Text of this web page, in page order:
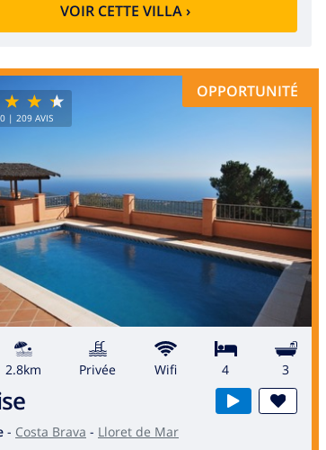
VOIR CETTE VILLA›
| 209 AVIS
OPPORTUNITÉ
2.8km privée wifi 4 3
- Costa Brava - Lloret de Mar